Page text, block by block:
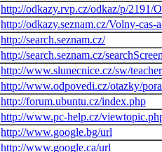
http://odkazy.rvp.cz/odkaz/p/
http://odkazy.seznam.cz/Volny-
http://search.seznam.cz/
http://search.seznam.cz/
http://www.slunecnice.cz/sw/
http://www.odpovedi.cz/otazky/
http://forum.ubuntu.cz/index.php
http://www.pc-help.cz/
http://www.google.bg/url
http://www.google.ca/url